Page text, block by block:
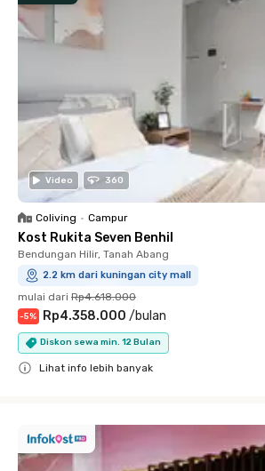
Video 360
Coliving • Campur
Kost Rukita Seven Benhil
Bendungan Hilir, Tanah Abang
2.2 km dari kuningan city mall
mulai dari Rp4.618.000
-5% Rp4.358.000 /bulan
Diskon sewa min. 12 Bulan
Lihat info lebih banyak